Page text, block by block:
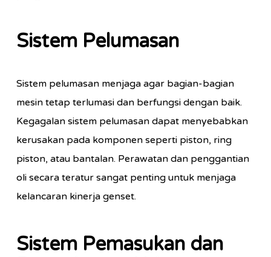
Sistem Pelumasan
Sistem pelumasan menjaga agar bagian-bagian
mesin tetap terlumasi dan berfungsi dengan baik.
Kegagalan sistem pelumasan dapat menyebabkan
kerusakan pada komponen seperti piston, ring
piston, atau bantalan. Perawatan dan penggantian
oli secara teratur sangat penting untuk menjaga
kelancaran kinerja genset.
Sistem Pemasukan dan